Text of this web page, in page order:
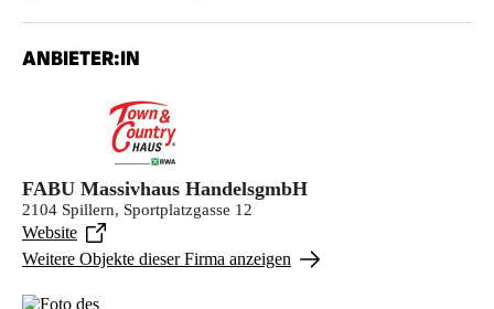
ANBIETER:IN
FABU Massivhaus HandelsgmbH
2104 Spillern, Sportplatzgasse 12
Website
Weitere Objekte dieser Firma anzeigen